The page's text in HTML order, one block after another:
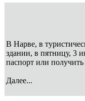
В Нарве, в
здании, в пятницу, 3
паспорт или
Далее...